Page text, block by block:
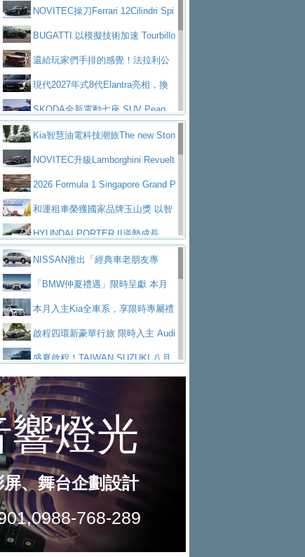
下旬問世！2024第六屆ISUZU運轉職人挑戰賽
首度前進南台灣熱烈開戰
豪華電能休旅新星 Audi Q4 Sportba
ck 55 e-tron S lineScania Taiwan 逆風而行，加深力
道投資布局
升
MATIC Electric 登場
奢華與科技大躍進，MAZDA全新3
代CX-5全方位進化提前亮相並展開預售94.9
萬起
馬自達公布 2027 年式 MX-5 更
新，新增 Yakudo 特別版
Skoda Peaq 發表全新電動動力系
統 最長續航逾 640 公里、支援雙向供電
BMW M2 首度導入 xDrive 四驅，
美國與瑞士需求成關鍵推手
The all-new T-Roc 魅力 自成焦點
Maserati GT2 Stradale「Tribute to
MC12」全球首度亮相
迎接 RANGE ROVER 品牌家族第
五位成員 全新 RANGE ROVER GT 預告登
場
造型華麗時尚、科技座艙再進化，P
eugeot 208小改款發表上市94.8萬起
NOVITEC操刀Ferrari 12Cilindri Spi
der 碳纖維空力、鍛造輪圈與Inconel排氣
上身
BUGATTI 以模擬技術加速 Tourbillo
n 動態開發還給玩家們手排的感覺！法拉利公
布12Cilidri Manaule手排超跑產品細節
現代2027年式8代Elantra亮相，換
裝更銳利的造型、更先進的資訊娛樂系統及
更高效的動力
SKODA全新電動七座 SUV Peaq
問世，擁有品牌史上最寬敞且豪華的座艙
AUDI推出首款高性能油電超跑Nuvo
lari，0到100公里加速2.6秒、極速350公里
／小時
百年三叉戟傳奇再啟程 Maserati 重
返 1000 Miglia 傳承競速榮耀
法拉利首款純電跑車Luce亮相，最
大馬力超過1000匹並具備530公里最大續航
里程
小車大空間、座艙科技更先進，SK
ODA發表全新純電跨界休旅Eipq祭平民化車
價89萬起
賓士AMG.EA專屬平台首作，Merc
edes-AMG 全新GT 4-Door Coupe全球首發
福斯推出首款GTI純電性能掀背ID.
Polo GTI，擁有226匹馬力和零百加速 6.8
秒的實力
Jaguar 公布四門 GT車款正式車名
為JAGUAR TYPE 01
終於跟上進度，LEXUS發表首款三
排六座純電旗艦休旅 TZ
有錢也買不到的Golf R！福斯打造
全新Golf R 24h賽車將挑戰紐柏林24小時耐
久賽
SKODA公布全新小型純電跨界休旅
Epiq內裝設計，預計5月19日全球首發
福斯全新 ID. Polo 起跳價約台幣94
萬，續航里程可達到455公里附氣動式按摩
座椅
福斯宣布Golf與T-Roc推出Full Hybri
d全油電複合動力車型，預計於今年第四季
上市
KIA米蘭設計周展出Vision Meta Tu
rismo概念車並公布所有相關資訊，未來將
是命名為EV8
BMW 旗艦房車7系列中期改款，外
觀煥然一新、內裝科技與電動車續航里程大
幅升級
借「東風」之力，HONDA推出中國
製造日本重新貼牌全新4代Insight純電動休
旅
Kia智慧油電科技潮旅The new Ston
ic 1-7月累計銷量創歷史新高
NOVITEC升級Lamborghini Revuelt
o 綜效輸出增至1,048匹
2026 Formula 1 Singapore Grand P
rix 新加坡大獎賽 Audi 極速之旅開放報名
和運租車榮獲國家品牌玉山獎 以智
慧移動與綠能創新
HYUNDAI PORTER II逆勢成長，
勇奪中型貨車銷售冠軍
父親節霸氣獻禮！PGO 威力125 最
低入手價 $60,900 起 省油ｘ安全ｘ大空間
陪爸爸輕鬆
福斯商旅挺頭家 推出「德系質感 精
算圓夢」專案yundai推出AllDayEnergy能源服
務 讓電動車化身行動儲能系統
NISSAN X-TRAIL 上市首月銷量
躋身同級前3名Toyota歐洲純電車銷量翻倍 2026
上半年成長113％XFORCE攜手臺南祀典大天后宮 試
乘就送限量「幸福駕到」過爐御守
Subaru推動燃油、油電與純電車混
線生產 以彈性製造應對市場變化
Volvo Trucks 承諾成為高科技供應
鏈的可靠夥伴格上租車暑期享8% LINE POINTS
回饋 再抽黑鑰匙尊榮禮遇
匠心淬鍊展現世代躍進 ALL-NEW
MAZDA CX-5 延長保固禮遇限時實施
魅力 自成焦點 胡宇威擔任 The all-
new T-Roc 品牌大使 攜手Volkswagen展現
不被定義的
2026 Honda Motorcycle Cruiser 風
格騎士趴圓滿落幕 風格由你定義！一起騎
Skoda Motorsport 125 週年 全台 R
NISSAN推出「經典車老朋友專
案」 以匠人精神煥新珍品座駕
「BMW仲夏禮遇」限時呈獻 本月
入主即享尊榮豪華五星假期 多元優購方案
同步實施
本月入主Kia全車系，享限時專屬禮
遇 啟程四環新豪華行旅 限時入主 Audi
A6 旗艦陣容 低月付5,888元起及3 年乙式險
購置金
盛夏啟程！TAIWAN SUZUKI 八月
禮遇全面升級無懼暑假出行！ZS玩美Cool版與G5
0 PLUS酷涼特仕版升級通風座椅
Ford天外飛來禮 Territory旗艦響宴
三件組 再享0利率 入主再抽美國雙人來回機
票
Forester油電版上市週年保固升級
父親節再享SUBARU爸氣豪禮
PEUGEOT、CITROEN「EN ROU
TE！La Vie en Route｜法式日常，即刻啟
程」 全車系享 5 年
全能ZS翻玩新視界！全新27年式換
裝曜黑風格套件 含舊換新60萬內輕鬆入手
暑假購車趁現在！ PGO 全車系一
日限定賞車會 指定車款送3,000元加油卡
特斯拉掀充電價格戰 EVOASIS推
訂閱制假日最低5.25元會員優惠
Honda Motorcycle攜手築間餐飲集